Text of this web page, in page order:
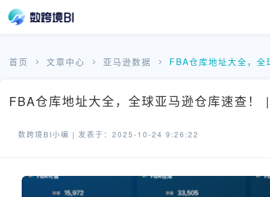
首页 文章中心 亚马逊数据 FBA仓库地址大全，
FBA仓库地址大全，全球亚马逊仓库速查！
数跨境BI小编 | 发表于：2025-10-24 9:26:22